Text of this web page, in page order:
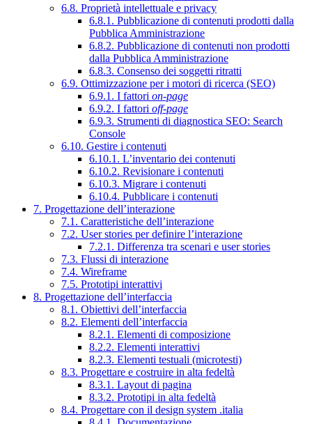
6.8. Proprietà intellettuale e privacy
6.8.1. Pubblicazione di contenuti prodotti dalla
Pubblica Amministrazione
6.8.2. Pubblicazione di contenuti non prodotti
dalla Pubblica Amministrazione
6.8.3. Consenso dei soggetti ritratti
6.9. Ottimizzazione per i motori di ricerca (SEO)
6.9.1. I fattori on-page
6.9.2. I fattori off-page
6.9.3. Strumenti di diagnostica SEO: Search
Console
6.10. Gestire i contenuti
6.10.1. L’inventario dei contenuti
6.10.2. Revisionare i contenuti
6.10.3. Migrare i contenuti
6.10.4. Pubblicare i contenuti
7. Progettazione dell’interazione
7.1. Caratteristiche dell’interazione
7.2. User stories per definire l’interazione
7.2.1. Differenza tra scenari e user stories
7.3. Flussi di interazione
7.4. Wireframe
7.5. Prototipi interattivi
8. Progettazione dell’interfaccia
8.1. Obiettivi dell’interfaccia
8.2. Elementi dell’interfaccia
8.2.1. Elementi di composizione
8.2.2. Elementi interattivi
8.2.3. Elementi testuali (microtesti)
8.3. Progettare e costruire in alta fedeltà
8.3.1. Layout di pagina
8.3.2. Prototipi in alta fedeltà
8.4. Progettare con il design system .italia